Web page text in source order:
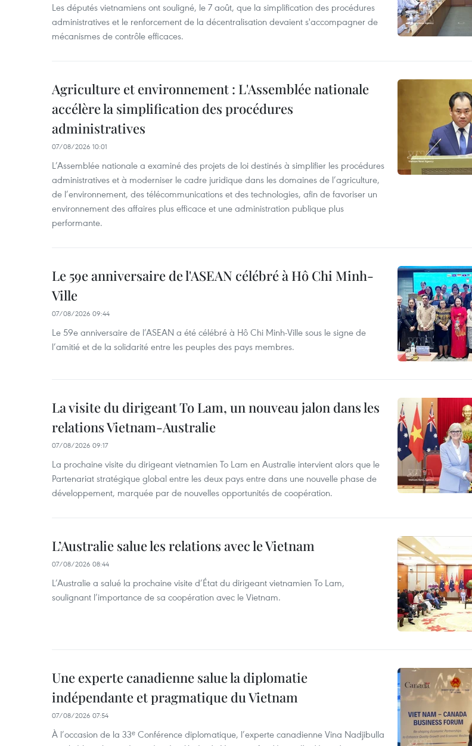
Les députés vietnamiens ont souligné, le 7 août, que la simplification des procédures
administratives et le renforcement de la décentralisation devaient s'accompagner de
mécanismes de contrôle efficaces.
Agriculture et environnement : L'Assemblée nationale
accélère la simplification des procédures
administratives
07/08/2026 10:01
L’Assemblée nationale a examiné des projets de loi destinés à simplifier les procédures
administratives et à moderniser le cadre juridique dans les domaines de l’agriculture,
de l’environnement, des télécommunications et des technologies, afin de favoriser un
environnement des affaires plus efficace et une administration publique plus
performante.
Le 59e anniversaire de l'ASEAN célébré à Hô Chi Minh-
Ville
07/08/2026 09:44
Le 59e anniversaire de l’ASEAN a été célébré à Hô Chi Minh-Ville sous le signe de
l’amitié et de la solidarité entre les peuples des pays membres.
La visite du dirigeant To Lam, un nouveau jalon dans les
relations Vietnam-Australie
07/08/2026 09:17
La prochaine visite du dirigeant vietnamien To Lam en Australie intervient alors que le
Partenariat stratégique global entre les deux pays entre dans une nouvelle phase de
développement, marquée par de nouvelles opportunités de coopération.
L’Australie salue les relations avec le Vietnam
07/08/2026 08:44
L’Australie a salué la prochaine visite d’État du dirigeant vietnamien To Lam,
soulignant l’importance de sa coopération avec le Vietnam.
Une experte canadienne salue la diplomatie
indépendante et pragmatique du Vietnam
07/08/2026 07:54
À l’occasion de la 33ᵉ Conférence diplomatique, l’experte canadienne Vina Nadjibulla